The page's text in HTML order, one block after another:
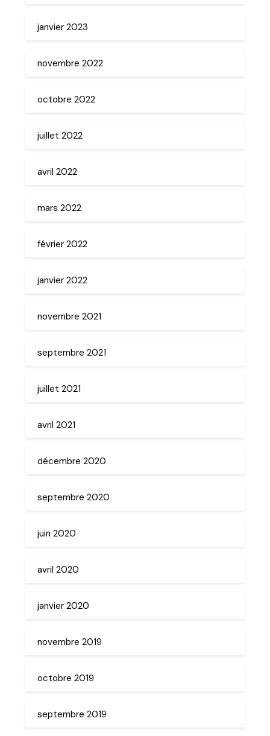
janvier 2023
novembre 2022
octobre 2022
juillet 2022
avril 2022
mars 2022
février 2022
janvier 2022
novembre 2021
septembre 2021
juillet 2021
avril 2021
décembre 2020
septembre 2020
juin 2020
avril 2020
janvier 2020
novembre 2019
octobre 2019
septembre 2019